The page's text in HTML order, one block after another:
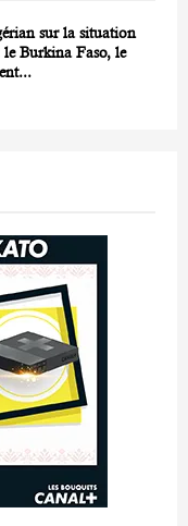
sur la situation
le Burkina Faso, le